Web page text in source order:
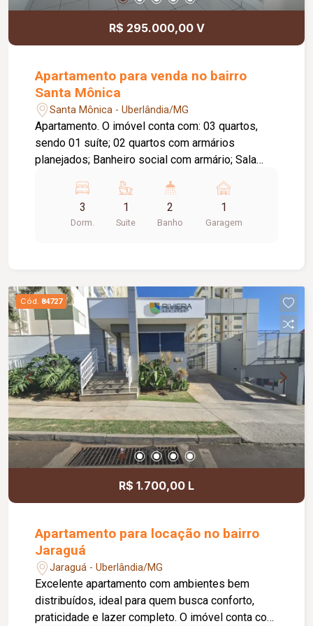
R$ 295.000,00 V
Apartamento para venda no bairro
Santa Mônica
Santa Mônica - Uberlândia/MG
Apartamento. O imóvel conta com: 03 quartos,
sendo 01 suíte; 02 quartos com armários
planejados; Banheiro social com armário; Sala
armários planejados; Área de serviço; Sacada
com fechamento em blindex; 01 vaga de
garagem; O condomínio oferece: Portaria 24
proporcionando conforto e praticidade;
Condomínio com ambiente familiar e seguro;
Excelente localização, próximo a universidades,
parque, supermercados, padarias, farmácias,
academias, escolas e diversos comércios.
3
Dorm.
1
Suite
2
Banho
1
Garagem
Cód. 84727
R$ 1.700,00 L
Apartamento para locação no bairro
Jaraguá
Jaraguá - Uberlândia/MG
Excelente apartamento com ambientes bem
distribuídos, ideal para quem busca conforto,
praticidade e lazer completo. O imóvel conta com